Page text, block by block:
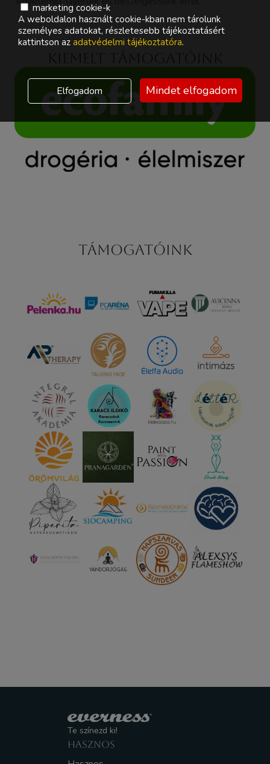
Támogatóink
Te színezd ki!
HASZNOS
marketing cookie-k
A weboldalon használt cookie-kban nem tárolunk
személyes adatokat, részletesebb tájékoztatásért
kattintson az adatvédelmi tájékoztatóra.
Elfogadom Mindet elfogadom